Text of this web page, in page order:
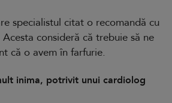
specialistul citat o recomandă cu
consideră că trebuie să ne
că o avem în farfurie.
inima, potrivit unui cardiolog